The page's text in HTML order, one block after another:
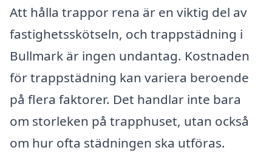
Att hålla trappor rena är en viktig del av
fastighetsskötseln, och trappstädning i
Bullmark är ingen undantag. Kostnaden
för trappstädning kan variera beroende
på flera faktorer. Det handlar inte bara
om storleken på trapphuset, utan också
om hur ofta städningen ska utföras.